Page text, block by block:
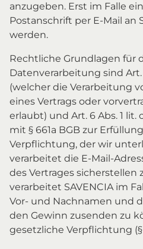
anzugeben. Erst im Falle
Postanschrift per E-Mail an
werden.
Rechtliche Grundlagen für
Datenverarbeitung sind Art.
(welcher die Verarbeitung
eines Vertrags oder
erlaubt) und Art. 6 Abs. 1 lit.
mit § 661a BGB zur
Verpflichtung, der wir
verarbeitet die E-Mail-
des Vertrages sicherstellen
verarbeitet SAVENCIA im
Vor- und Nachnamen und
den Gewinn zusenden zu
gesetzliche Verpflichtung (§